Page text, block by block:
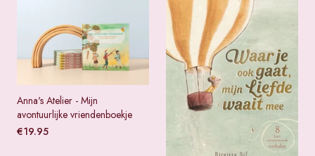
Anna's Atelier - Mijn
avontuurlijke vriendenboekje
€19.95